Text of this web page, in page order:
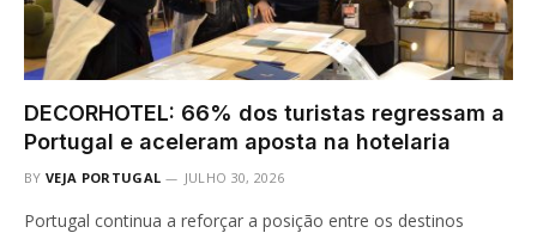
DECORHOTEL: 66% dos turistas regressam a
Portugal e aceleram aposta na hotelaria
BY VEJA PORTUGAL JULHO 30, 2026
Portugal continua a reforçar a posição entre os destinos